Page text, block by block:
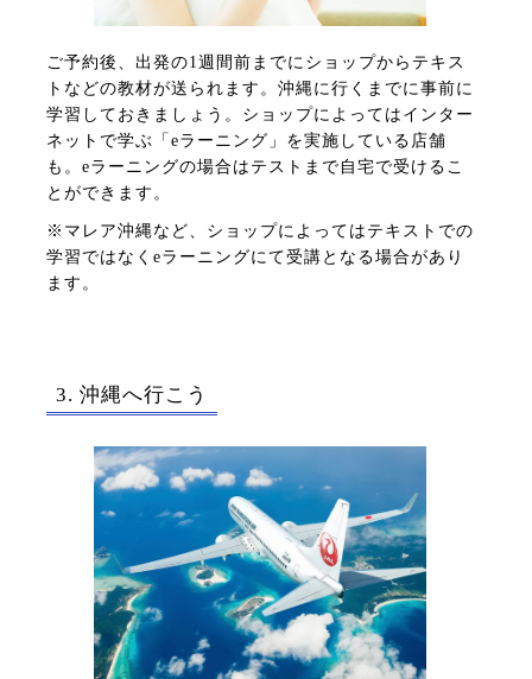
ご予約後、出発の1週間前までにショップからテキス
トなどの教材が送られます。沖縄に行くまでに事前に
学習しておきましょう。ショップによってはインター
ネットで学ぶ「eラーニング」を実施している店舗
も。eラーニングの場合はテストまで自宅で受けるこ
とができます。
※マレア沖縄など、ショップによってはテキストでの
学習ではなくeラーニングにて受講となる場合があり
ます。
3. 沖縄へ行こう